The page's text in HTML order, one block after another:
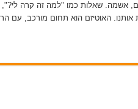
אשמה. שאלות כמו "למה זה קרה לי?",
אותנו. האוטיזם הוא תחום מורכב, עם